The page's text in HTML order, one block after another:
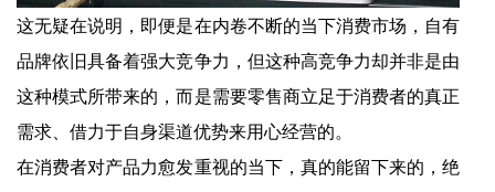
这无疑在说明，即便是在内卷不断的当下消费市场，自有
品牌依旧具备着强大竞争力，但这种高竞争力却并非是由
这种模式所带来的，而是需要零售商立足于消费者的真正
需求、借力于自身渠道优势来用心经营的。
在消费者对产品力愈发重视的当下，真的能留下来的，绝